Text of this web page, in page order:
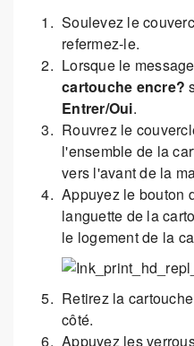
Soulevez le
refermez-le.
Lorsque le
cartouche encre?
Entrer/Oui.
Rouvrez le
l'ensemble de la
vers l'avant de la
Appuyez le bouton
languette de la
le logement de la
Retirez la
côté.
Appuyez les